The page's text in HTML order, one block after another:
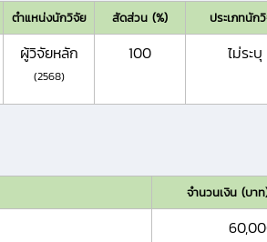
ตำแหน่งนักวิจัย สัดส่วน (%) ประเภทนัก
ผู้วิจัยหลัก
(2568)
100 ไม่ระบุ
จำนวนเงิน (บา